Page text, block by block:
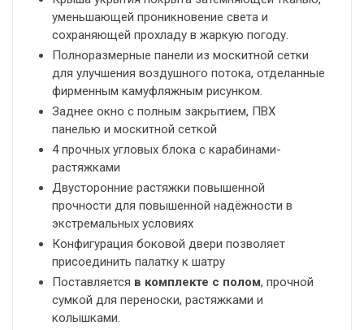
уменьшающей проникновение света и
сохраняющей прохладу в жаркую погоду.
Полноразмерные панели из москитной сетки
для улучшения воздушного потока, отделанные
фирменным камуфляжным рисунком.
Заднее окно с полным закрытием, ПВХ
панелью и москитной сеткой
4 прочных угловых блока с карабинами-
растяжками
Двусторонние растяжки повышенной
прочности для повышенной надёжности в
экстремальных условиях
Конфигурация боковой двери позволяет
присоединить палатку к шатру
Поставляется в комплекте с полом, прочной
сумкой для переноски, растяжками и
колышками.